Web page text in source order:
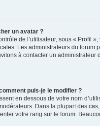
un avatar ?
de l’utilisateur, sous « Profil
Les administrateurs du
à contacter un administrateur
puis-je le modifier ?
en dessous de votre nom
Dans la plupart des
votre rang sur le forum.